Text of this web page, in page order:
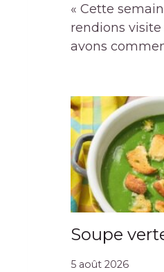
« Cette
rendions
avons
Soupe
5 août 2026